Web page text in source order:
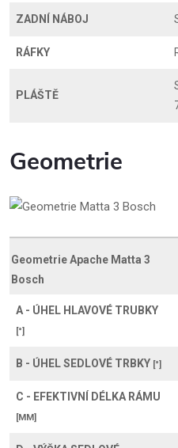
ZADNÍ NÁBOJ
RÁFKY
PLÁŠTĚ
Geometrie
Geometrie Apache Matta 3
Bosch
A - ÚHEL HLAVOVÉ TRUBKY
[°]
B - ÚHEL SEDLOVÉ TRBKY [°]
C - EFEKTIVNÍ DÉLKA RÁMU
[MM]